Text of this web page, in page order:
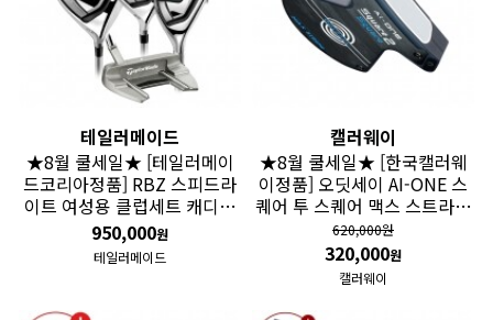
테일러메이드
★8월 쿨세일★ [테일러메이
드코리아정품] RBZ 스피드라
이트 여성용 클럽세트 캐디백
증정 GF
950,000원
테일러메이드
캘러웨이
★8월 쿨세일★ [한국캘러웨
이정품] 오딧세이 AI-ONE 스
퀘어 투 스퀘어 맥스 스트라이
프 (SQUARE 2 SQUARE MA
X) 퍼터 GF
620,000원
320,000원
캘러웨이